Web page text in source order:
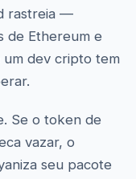
rastreia —
de Ethereum e
dev cripto tem
Se o token de
vazar, o
seu pacote